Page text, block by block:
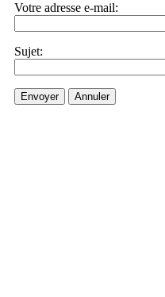
Votre adresse e-mail:
Sujet:
Envoyer Annuler